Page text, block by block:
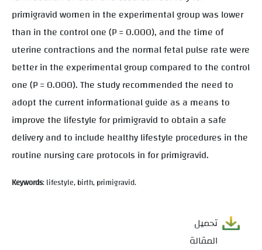
primigravid women in the experimental group was lower
than in the control one (P = 0.000), and the time of
uterine contractions and the normal fetal pulse rate were
better in the experimental group compared to the control
one (P = 0.000). The study recommended the need to
adopt the current informational guide as a means to
improve the lifestyle for primigravid to obtain a safe
delivery and to include healthy lifestyle procedures in the
routine nursing care protocols in for primigravid.
Keywords:lifestyle, birth, primigravid.
تحميل
المقالة